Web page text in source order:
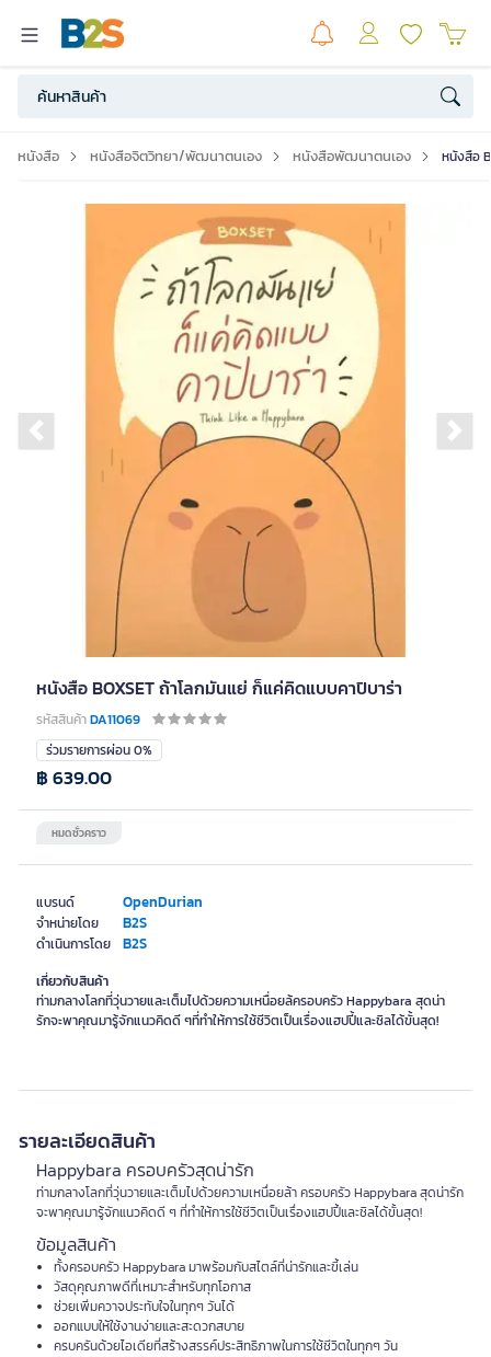
หนังสือ หนังสือจิตวิทยา/พัฒนาตนเอง หนังสือพัฒนาตนเอง หนังสือ
Previous slide
หนังสือ BOXSET ถ้าโลกมันแย่ ก็แค่คิดแบบคาปิบาร่า
รหัสสินค้าDA11069
แบรนด์ OpenDurian
จำหน่ายโดย B2S
ดำเนินการโดย B2S
ร่วมรายการผ่อน 0%
หมดชั่วคราว
฿ 639.00
เกี่ยวกับสินค้า
ท่ามกลางโลกที่วุ่นวายและเต็มไปด้วยความเหนื่อยล้ครอบครัว Happybara สุดน่า
รักจะพาคุณมารู้จักแนวคิดดี ๆที่ทำให้การใช้ชีวิตเป็นเรื่องแฮปปี้และชิลได้ขั้นสุด!
รายละเอียดสินค้า
Happybara ครอบครัวสุดน่ารัก
ท่ามกลางโลกที่วุ่นวายและเต็มไปด้วยความเหนื่อยล้า ครอบครัว Happybara สุดน่ารัก
จะพาคุณมารู้จักแนวคิดดี ๆ ที่ทำให้การใช้ชีวิตเป็นเรื่องแฮปปี้และชิลได้ขั้นสุด!
ข้อมูลสินค้า
ทั้งครอบครัว Happybara มาพร้อมกับสไตล์ที่น่ารักและขี้เล่น
วัสดุคุณภาพดีที่เหมาะสำหรับทุกโอกาส
ช่วยเพิ่มควาจประทับใจในทุกๆ วันได้
ออกแบบให้ใช้งานง่ายและสะดวกสบาย
ครบครันด้วยไอเดียที่สร้างสรรค์ประสิทธิภาพในการใช้ชีวิตในทุกๆ วัน